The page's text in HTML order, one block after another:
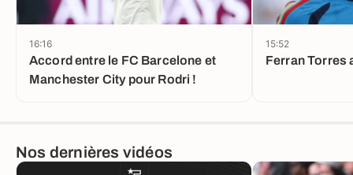
Accord entre le FC Barcelone et
Manchester City pour Rodri !
16:16
Ferran Torres
15:52
Nos dernières vidéos